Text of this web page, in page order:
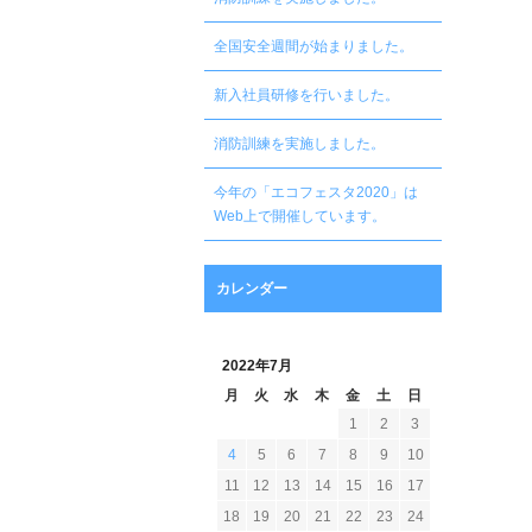
全国安全週間が始まりました。
新入社員研修を行いました。
消防訓練を実施しました。
今年の「エコフェスタ2020」は
Web上で開催しています。
カレンダー
2022年7月
月
火 水 木 金 土
日
1
2
3
4
5 6 7 8 9
10
11
12 13 14 15 16
17
18
19 20 21 22 23 24